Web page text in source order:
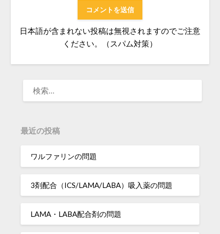
日本語が含まれない投稿は無視されますのでご注意
ください。（スパム対策）
最近の投稿
ワルファリンの問題
3剤配合（ICS/LAMA/LABA）吸入薬の問題
LAMA・LABA配合剤の問題